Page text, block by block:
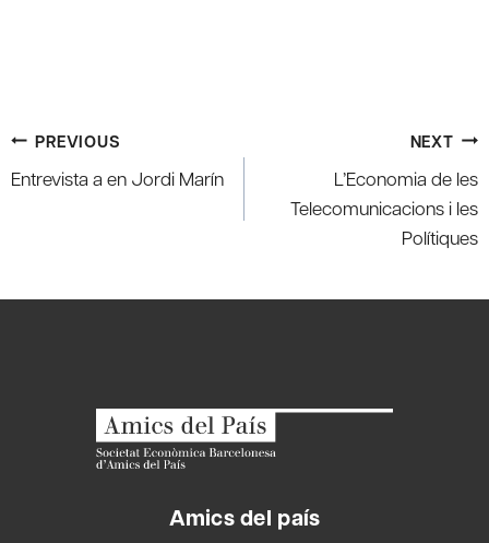
Post
navigation
PREVIOUS
Entrevista a en Jordi Marín
NEXT
L’Economia de les
Telecomunicacions i les
Polítiques
Amics del país